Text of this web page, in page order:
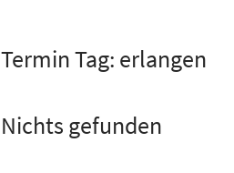
Termin Tag: erlangen
Nichts gefunden